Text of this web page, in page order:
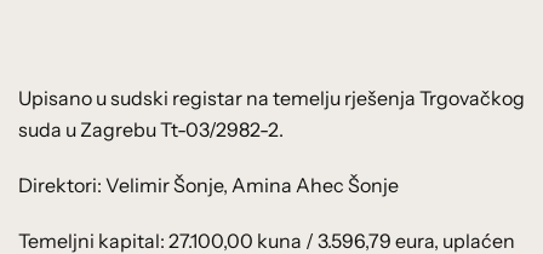
Upisano u sudski registar na temelju rješenja Trgovačkog
suda u Zagrebu Tt-03/2982-2.
Direktori: Velimir Šonje, Amina Ahec Šonje
Temeljni kapital: 27.100,00 kuna / 3.596,79 eura, uplaćen